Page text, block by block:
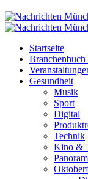
Startseite
Gesundheit
Musik
Sport
Digital
Technik
Kino &